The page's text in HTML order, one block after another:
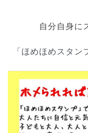
自分自身に
「ほめほめスタ